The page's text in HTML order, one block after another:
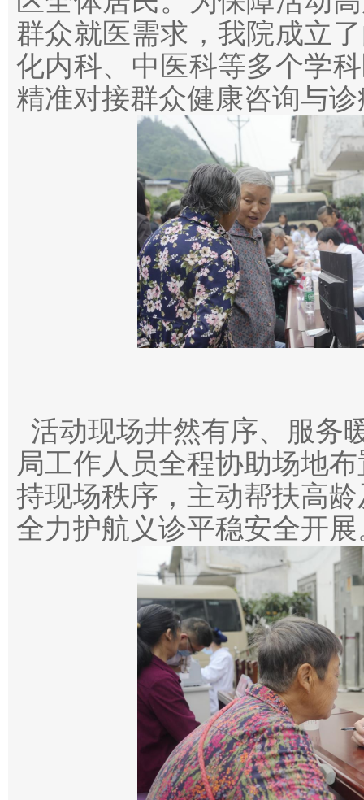
群众就医需求，我院成立
化内科、中医科等多个学
精准对接群众健康咨询与
活动现场井然有序、服务
局工作人员全程协助场地
持现场秩序，主动帮扶高
全力护航义诊平稳安全开展